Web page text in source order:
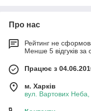
меблів. Саме
особливою
виробництва меблів для
Переваги
виняткова
Про нас
Рейтинг не
Менше 5 відгуків за
Працює з
м. Харків
вул. Вартових